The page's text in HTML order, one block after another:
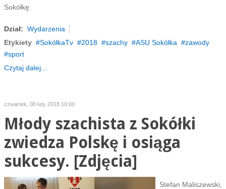
Sokółkę.
Dział: Wydarzenia
Etykiety
SokółkaTv 2018 szachy ASU Sokółka
zawody
sport
Czytaj dalej...
czwartek, 08 luty 2018 10:00
Młody szachista z Sokółki
zwiedza Polskę i osiąga
sukcesy. [Zdjęcia]
Stefan Maliszewski,